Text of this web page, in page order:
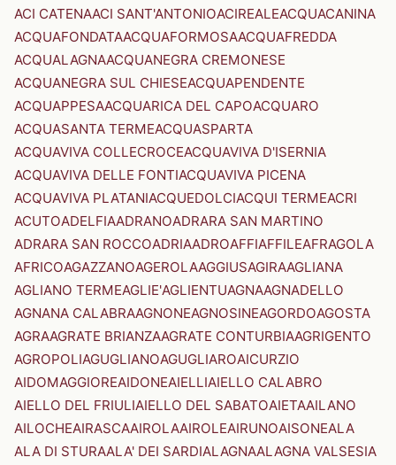
ACI CATENAACI SANT'ANTONIOACIREALEACQUACANINA
ACQUAFONDATAACQUAFORMOSAACQUAFREDDA
ACQUALAGNAACQUANEGRA CREMONESE
ACQUANEGRA SUL CHIESEACQUAPENDENTE
ACQUAPPESAACQUARICA DEL CAPOACQUARO
ACQUASANTA TERMEACQUASPARTA
ACQUAVIVA COLLECROCEACQUAVIVA D'ISERNIA
ACQUAVIVA DELLE FONTIACQUAVIVA PICENA
ACQUAVIVA PLATANIACQUEDOLCIACQUI TERMEACRI
ACUTOADELFIAADRANOADRARA SAN MARTINO
ADRARA SAN ROCCOADRIAADROAFFIAFFILEAFRAGOLA
AFRICOAGAZZANOAGEROLAAGGIUSAGIRAAGLIANA
AGLIANO TERMEAGLIE'AGLIENTUAGNAAGNADELLO
AGNANA CALABRAAGNONEAGNOSINEAGORDOAGOSTA
AGRAAGRATE BRIANZAAGRATE CONTURBIAAGRIGENTO
AGROPOLIAGUGLIANOAGUGLIAROAICURZIO
AIDOMAGGIOREAIDONEAIELLIAIELLO CALABRO
AIELLO DEL FRIULIAIELLO DEL SABATOAIETAAILANO
AILOCHEAIRASCAAIROLAAIROLEAIRUNOAISONEALA
ALA DI STURAALA' DEI SARDIALAGNAALAGNA VALSESIA